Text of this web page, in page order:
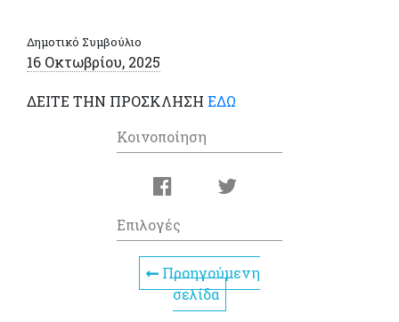
Δημοτικό Συμβούλιο
16 Οκτωβρίου, 2025
ΔΕΙΤΕ ΤΗΝ ΠΡΟΣΚΛΗΣΗ ΕΔΩ
Κοινοποίηση
Επιλογές
Προηγούμενη
σελίδα